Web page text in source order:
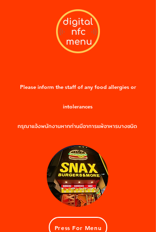
Please inform the staff of any food allergies or
intolerances
กรุณาแจ้งพนักงานหากท่านมีอาการแพ้อาหารบางชนิด
Press For Menu